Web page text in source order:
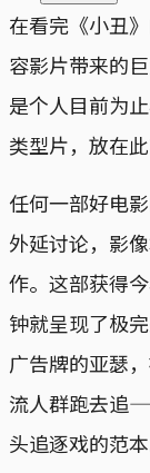
在看完《小丑
容影片带来的
是个人目前为
类型片，放在
任何一部好电
外延讨论，影
作。这部获得
钟就呈现了极
广告牌的亚瑟
流人群跑去追
头追逐戏的范本